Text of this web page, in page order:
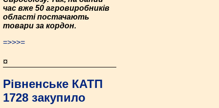
час вже 50 агровиробників
області постачають
товари за кордон.
=>>>=
¤
Рівненське КАТП
1728 закупило